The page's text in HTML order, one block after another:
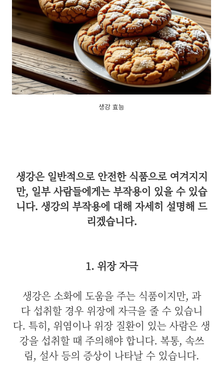
생강 효능
생강은 일반적으로 안전한 식품으로 여겨지지
만, 일부 사람들에게는 부작용이 있을 수 있습
니다. 생강의 부작용에 대해 자세히 설명해 드
리겠습니다.
1. 위장 자극
생강은 소화에 도움을 주는 식품이지만, 과
다 섭취할 경우 위장에 자극을 줄 수 있습니
다. 특히, 위염이나 위장 질환이 있는 사람은 생
강을 섭취할 때 주의해야 합니다. 복통, 속쓰
림, 설사 등의 증상이 나타날 수 있습니다.